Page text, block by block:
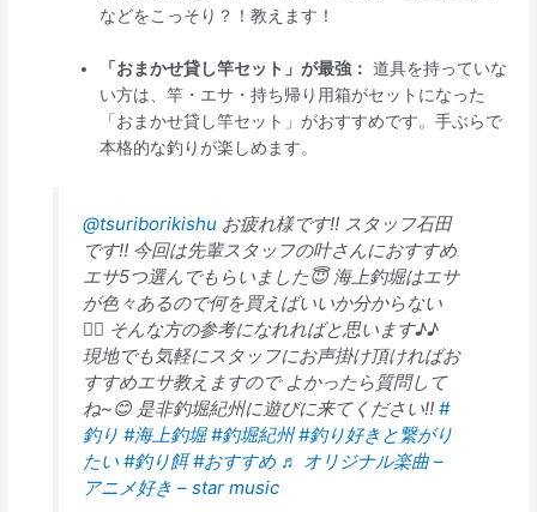
などをこっそり？！教えます！
「おまかせ貸し竿セット」が最強： 道具を持っていな
い方は、竿・エサ・持ち帰り用箱がセットになった
「おまかせ貸し竿セット」がおすすめです。手ぶらで
本格的な釣りが楽しめます。
@tsuriborikishuお疲れ様です‼︎ スタッフ石田
です‼︎ 今回は先輩スタッフの叶さんにおすすめ
エサ5つ選んでもらいました😇 海上釣堀はエサ
が色々あるので何を買えばいいか分からない
🤦‍♂️ そんな方の参考になれればと思います♪♪
現地でも気軽にスタッフにお声掛け頂ければお
すすめエサ教えますので よかったら質問して
ね~😊 是非釣堀紀州に遊びに来てください‼︎ #
釣り #海上釣堀 #釣堀紀州 #釣り好きと繋がり
たい #釣り餌 #おすすめ ♬ オリジナル楽曲 –
アニメ好き – star music